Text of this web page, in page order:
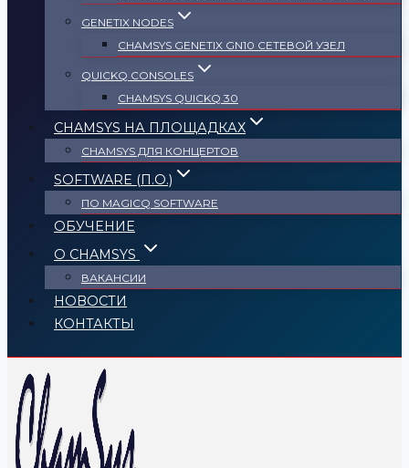
GENETIX NODES
СHAMSYS GENETIX GN10 СЕТЕВОЙ УЗЕЛ
QUICKQ CONSOLES
CHAMSYS QUICKQ 30
CHAMSYS НА ПЛОЩАДКАХ
CHAMSYS ДЛЯ КОНЦЕРТОВ
SOFTWARE (П.О.)
ПО MAGICQ SOFTWARE
ОБУЧЕНИЕ
О CHAMSYS
ВАКАНСИИ
НОВОСТИ
КОНТАКТЫ